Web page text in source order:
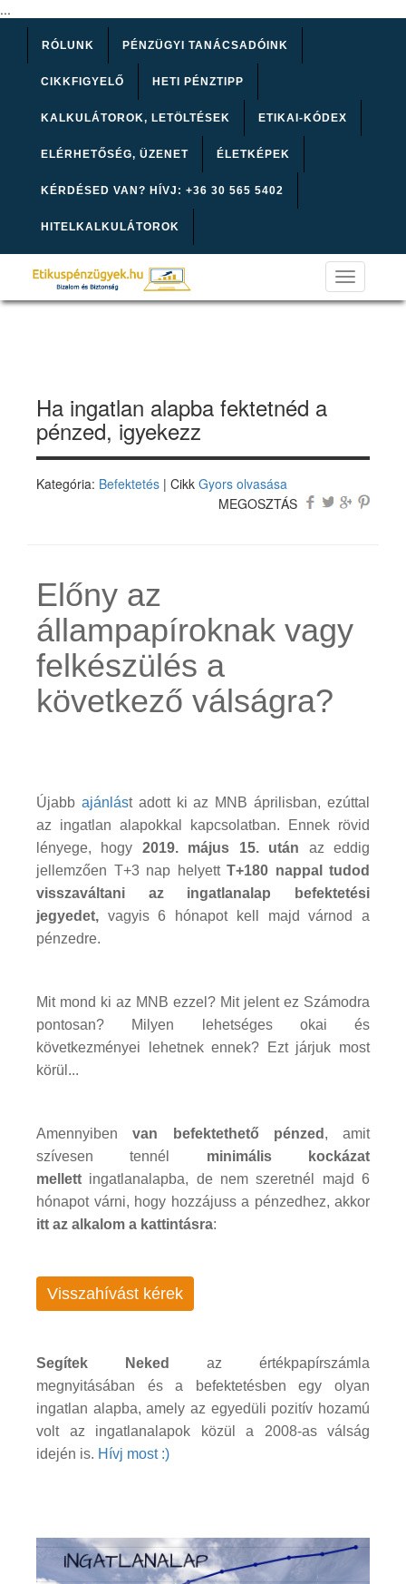
...
RÓLUNK PÉNZÜGYI TANÁCSADÓINK
CIKKFIGYELŐ HETI PÉNZTIPP
KALKULÁTOROK, LETÖLTÉSEK ETIKAI-KÓDEX
ELÉRHETŐSÉG, ÜZENET ÉLETKÉPEK
KÉRDÉSED VAN? HÍVJ: +36 30 565 5402
HITELKALKULÁTOROK
Toggle
navigation
Ha ingatlan alapba fektetnéd a
pénzed, igyekezz
Kategória: Befektetés | Cikk Gyors olvasása
MEGOSZTÁS
Előny az
állampapíroknak vagy
felkészülés a
következő válságra?
Újabb ajánlást adott ki az MNB áprilisban, ezúttal
az ingatlan alapokkal kapcsolatban. Ennek rövid
lényege, hogy 2019. május 15. után az eddig
jellemzően T+3 nap helyett T+180 nappal tudod
visszaváltani az ingatlanalap befektetési
jegyedet, vagyis 6 hónapot kell majd várnod a
pénzedre.
Mit mond ki az MNB ezzel? Mit jelent ez Számodra
pontosan? Milyen lehetséges okai és
következményei lehetnek ennek? Ezt járjuk most
körül...
Amennyibenvan befektethető pénzed , amit
szívesen tennél minimális kockázat
mellett ingatlanalapba, de nem szeretnél majd 6
hónapot várni, hogy hozzájuss a pénzedhez, akkor
itt az alkalom a kattintásra:
Visszahívást kérek
Segítek Neked
az értékpapírszámla
megnyitásában és a befektetésben egy olyan
ingatlan alapba, amely az egyedüli pozitív hozamú
volt az ingatlanalapok közül a 2008-as válság
idején is. Hívj most :)